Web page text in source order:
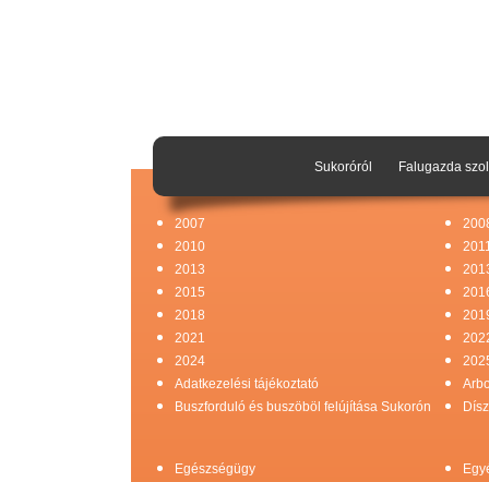
2007
2010
2013
2015
2018
2021
2024
Adatkezelési tájékoztató
Buszforduló és buszöböl felújítása Sukorón
Egészségügy
Sukoróról Falugazda